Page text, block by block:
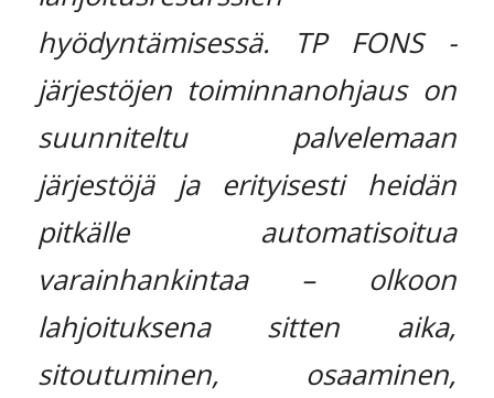
hyödyntämisessä. TP FONS -
järjestöjen toiminnanohjaus on
suunniteltu palvelemaan
järjestöjä ja erityisesti heidän
pitkälle automatisoitua
varainhankintaa – olkoon
lahjoituksena sitten aika,
sitoutuminen, osaaminen,